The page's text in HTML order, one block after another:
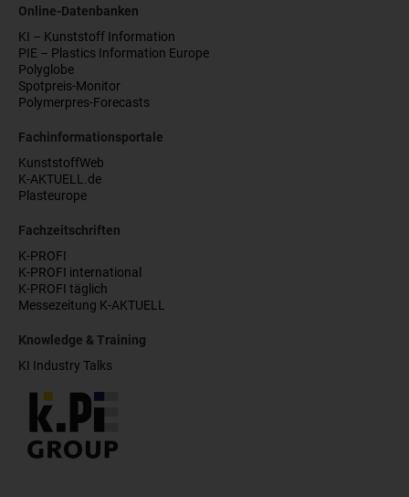
Online-Datenbanken
KI – Kunststoff Information
PIE – Plastics Information Europe
Polyglobe
Spotpreis-Monitor
Polymerpres-Forecasts
Fachinformationsportale
KunststoffWeb
K-AKTUELL.de
Plasteurope
Fachzeitschriften
K-PROFI
K-PROFI international
K-PROFI täglich
Messezeitung K-AKTUELL
Knowledge & Training
KI Industry Talks